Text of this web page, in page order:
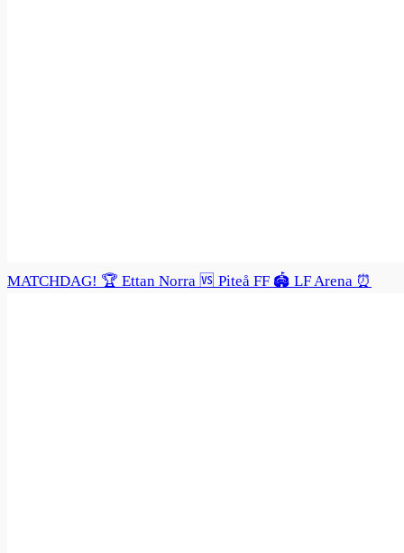
MATCHDAG! 🏆 Ettan Norra 🆚 Piteå FF 🏟️ LF Arena ⏰